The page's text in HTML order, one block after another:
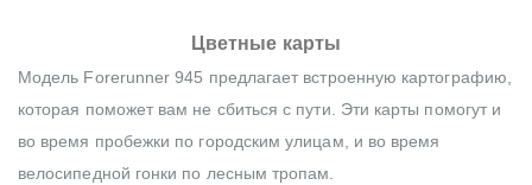
Цветные карты
Модель Forerunner 945 предлагает встроенную картографию,
которая поможет вам не сбиться с пути. Эти карты помогут и
во время пробежки по городским улицам, и во время
велосипедной гонки по лесным тропам.